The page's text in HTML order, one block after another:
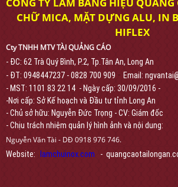
CÔNG TY LÀM BẢNG HIỆU
CHỮ MICA, MẶT DỰNG ALU, IN
HIFLEX
Cty TNHH MTV TÀI QUẢNG CÁO
- ĐC: 62 Trà Quý Bình, P.2, Tp.Tân An, Long An
- ĐT: 0948447237 - 0828 700 909 - Email:
- MST: 1101 83 22 14 - Ngày cấp: 30/09/2016 -
-Nơi cấp: Sở Kế hoạch và Đầu tư tỉnh Long An
- Chủ sở hữu: Nguyễn Đức Trọng - CV: Giám đốc
- Chịu trách nhiệm quản lý hình ảnh và nội dung:
Nguyễn Văn Tài - DĐ 0918 976 746.
Website: lamchuinox.com -